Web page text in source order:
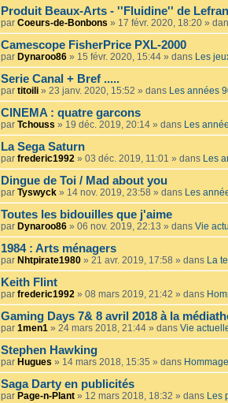
Produit Beaux-Arts - ''Fluidine'' de
par Coeurs-de-Bonbons » 17 févr. 2020, 18:20 »
Camescope FisherPrice PXL-2000
par Dynaroo86 » 15 févr. 2020, 15:44 » dans Les
Serie Canal + Bref .....
par titoili » 23 janv. 2020, 15:52 » dans Les années
CINEMA : quatre garcons
par Tchouss » 19 déc. 2019, 20:14 » dans Les
La Sega Saturn
par frederic1992 » 03 déc. 2019, 11:01 » dans Les
Dingue de Toi / Mad about you
par Tyswyck » 14 nov. 2019, 23:58 » dans Les
Toutes les bidouilles que j'aime
par Dynaroo86 » 06 nov. 2019, 22:13 » dans Vie
1984 : Arts ménagers
par Nhtpirate1980 » 21 avr. 2019, 17:58 » dans La
Keith Flint
par frederic1992 » 08 mars 2019, 21:42 » dans
Gaming Days 7& 8 avril 2018 à la
par 1men1 » 24 mars 2018, 21:44 » dans Vie
Stephen Hawking
par Hugues » 14 mars 2018, 15:35 » dans
Saga Darty en publicités
par Page-n-Plant » 12 mars 2018, 18:32 » dans Les